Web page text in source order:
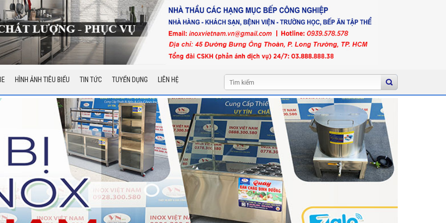
HÌNH ẢNH TIÊU BIỂU TIN TỨC TUYỂN DỤNG LIÊN HỆ
Tìm
kiếm: